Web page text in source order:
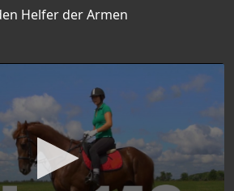
Helfer der Armen